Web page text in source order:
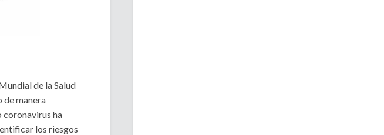
de la Salud
de manera
coronavirus ha
los riesgos